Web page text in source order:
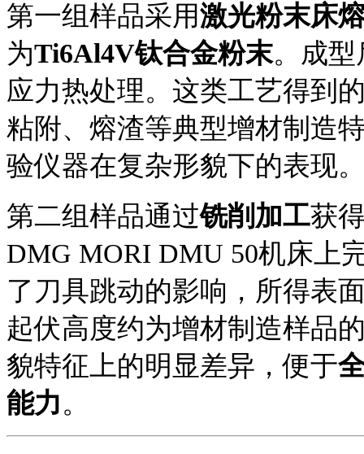
第一组样品采用激光粉末床
为Ti6Al4V钛合金粉末。成型
应力热处理。这类工艺得到
粘附、熔渣等典型增材制造
验仪器在复杂形貌下的表现
第二组样品通过铣削加工获
DMG MORI DMU 50机床上
了刀具跳动的影响，所得表
起伏高度约为增材制造样品
貌特征上的明显差异，便于
能力。